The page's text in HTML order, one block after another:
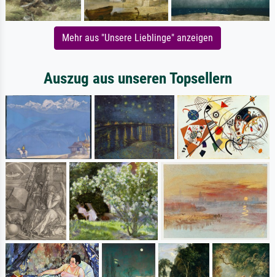
Mehr aus "Unsere Lieblinge" anzeigen
Auszug aus unseren Topsellern